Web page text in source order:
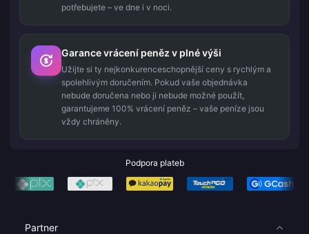
potřebujete – ve dne i v noci.
Garance vrácení peněz v plné výši
Užijte si ty nejkonkurenceschopnější ceny s rychlým a
spolehlivým doručením. Pokud vaše objednávka
nebude doručena nebo ji nebude možné použít,
garantujeme 100% vrácení peněz – vaše peníze jsou
vždy chráněny.
Podpora plateb
Partner